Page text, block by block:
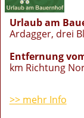
Urlaub am
Ardagger, drei
Entfernung
km Richtung
>> mehr Info